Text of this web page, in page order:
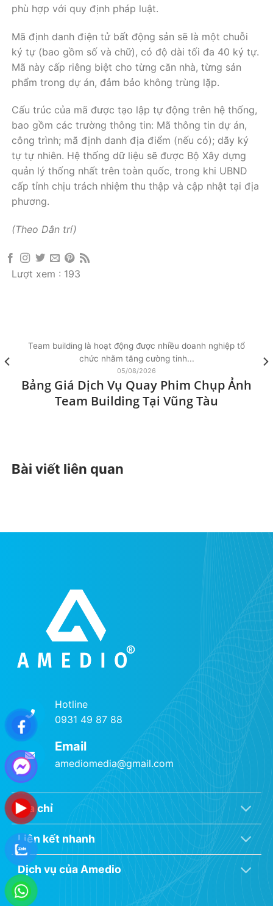
phù hợp với quy định pháp luật.
Mã định danh điện tử bất động sản sẽ là một chuỗi
ký tự (bao gồm số và chữ), có độ dài tối đa 40 ký tự.
Mã này cấp riêng biệt cho từng căn nhà, từng sản
phẩm trong dự án, đảm bảo không trùng lặp.
Cấu trúc của mã được tạo lập tự động trên hệ thống,
bao gồm các trường thông tin: Mã thông tin dự án,
công trình; mã định danh địa điểm (nếu có); dãy ký
tự tự nhiên. Hệ thống dữ liệu sẽ được Bộ Xây dựng
quản lý thống nhất trên toàn quốc, trong khi UBND
cấp tỉnh chịu trách nhiệm thu thập và cập nhật tại địa
phương.
(Theo Dân trí)
Lượt xem : 193
Bảng Giá Dịch Vụ Quay Phim Chụp Ảnh
Team Building Tại Vũng Tàu
05/08/2026
Team building là hoạt động được nhiều doanh nghiệp tổ
chức nhằm tăng cường tinh...
Bài viết liên quan
Hotline
0931 49 87 88
Email
amediomedia@gmail.com
Địa chỉ
Liên kết nhanh
Dịch vụ của Amedio